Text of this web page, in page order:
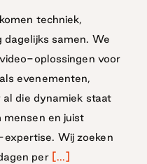
techniek,
samen. We
oplossingen voor
evenementen,
die dynamiek staat
mensen en juist
Wij zoeken
per [...]